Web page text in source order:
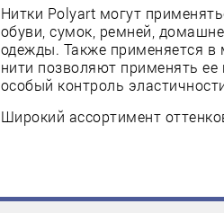
Нитки Polyart могут
обуви, сумок, ремней,
одежды. Также применяется в
нити позволяют применять ее
особый контроль
Широкий ассортимент